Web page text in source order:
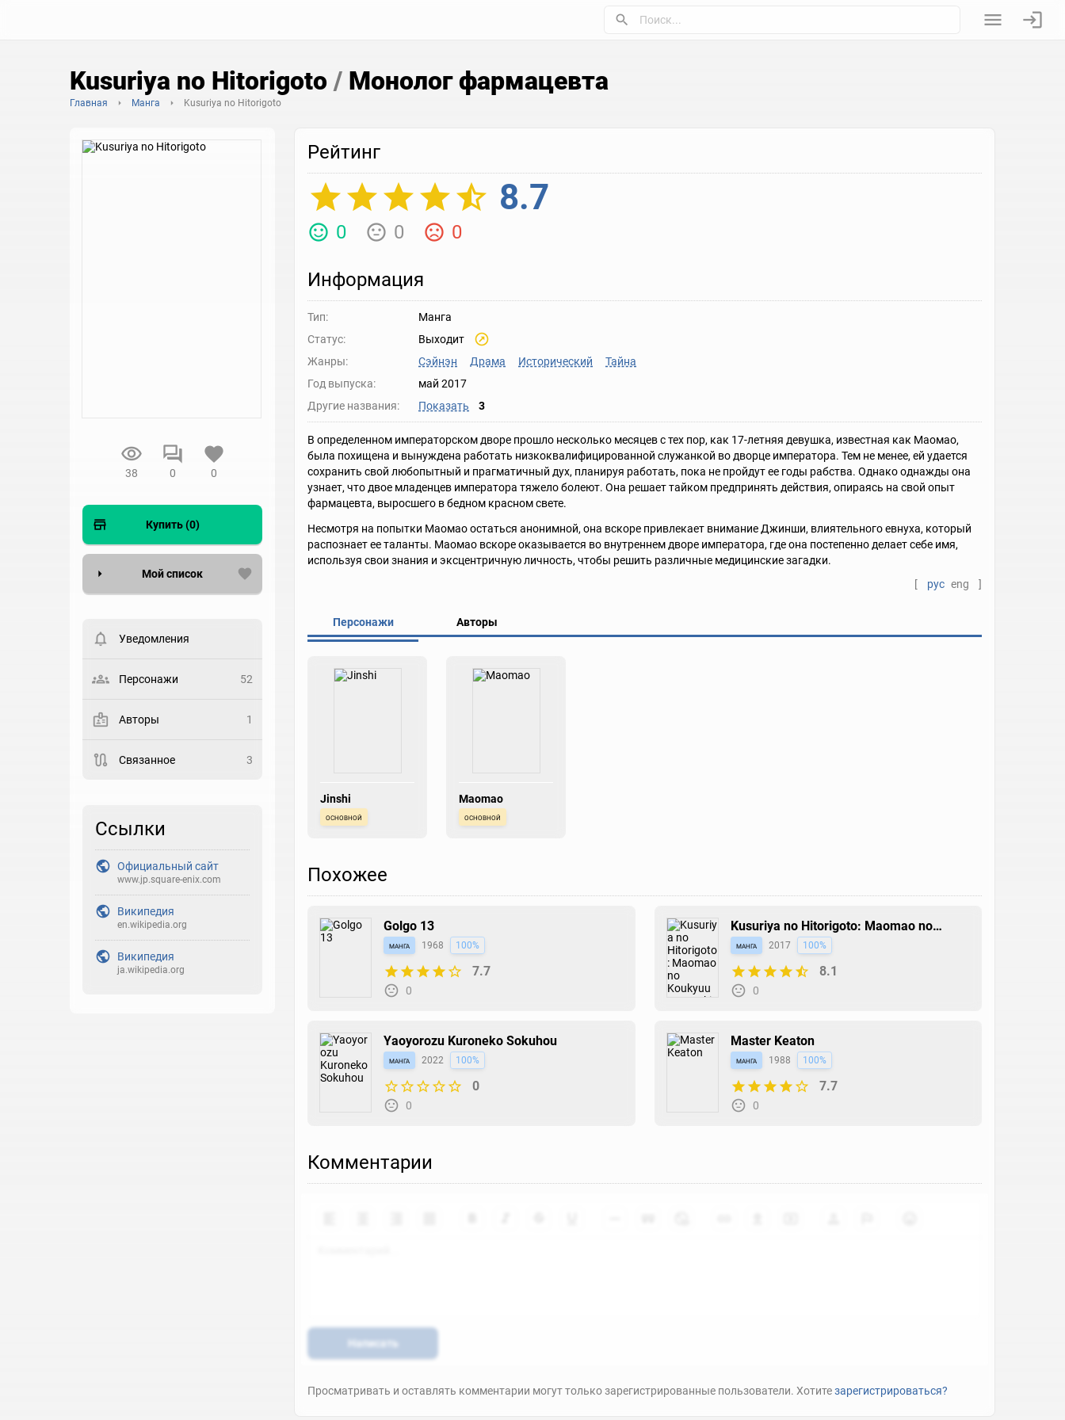
Kusuriya no Hitorigoto / Монолог фармацевта
Главная Манга Kusuriya no Hitorigoto
38 0 0
Купить (0)
Мой список
пользователи. Хотите
Статус
Закладка
Реакция
Выберите реакцию
Уведомления
Персонажи 52
Авторы 1
Связанное 3
Ссылки
Официальный сайт
www.jp.square-enix.com
Википедия
en.wikipedia.org
Википедия
ja.wikipedia.org
Рейтинг
8.7
0 0 0
Информация
Тип:
Манга
Статус:
Выходит
Жанры:
Сэйнэн Драма Исторический
Тайна
Год выпуска:
май 2017
Другие названия:
Показать 3
В определенном императорском дворе прошло несколько месяцев с тех пор, как 17-летняя девушка, известная как Маомао,
была похищена и вынуждена работать низкоквалифицированной служанкой во дворце императора. Тем не менее, ей удается
сохранить свой любопытный и прагматичный дух, планируя работать, пока не пройдут ее годы рабства. Однако однажды она
узнает, что двое младенцев императора тяжело болеют. Она решает тайком предпринять действия, опираясь на свой опыт
фармацевта, выросшего в бедном красном свете.
Несмотря на попытки Маомао остаться анонимной, она вскоре привлекает внимание Джинши, влиятельного евнуха, который
распознает ее таланты. Маомао вскоре оказывается во внутреннем дворе императора, где она постепенно делает себе имя,
используя свои знания и эксцентричную личность, чтобы решить различные медицинские загадки.
[
рус eng ]
Персонажи Авторы
Jinshi
основной
Maomao
основной
Похожее
Golgo 13
манга 1968 100%
7.7
0
Kusuriya no Hitorigoto: Maomao no
Koukyuu Nazotoki Techou
манга 2017 100%
8.1
0
Yaoyorozu Kuroneko Sokuhou
манга 2022 100%
0
0
Master Keaton
манга 1988 100%
7.7
0
Комментарии
Написать
Просматривать и оставлять комментарии могут только зарегистрированные пользователи. Хотитезарегистрироваться?